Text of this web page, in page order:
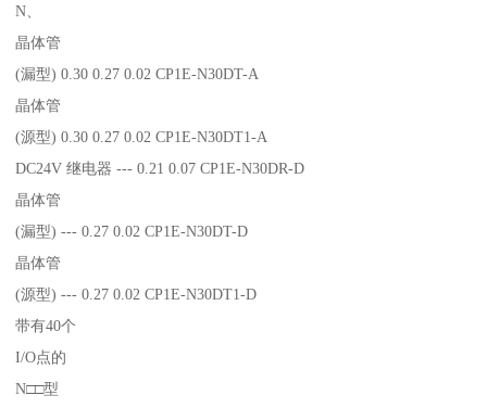
N、
晶体管
(漏型) 0.30 0.27 0.02 CP1E-N30DT-A
晶体管
(源型) 0.30 0.27 0.02 CP1E-N30DT1-A
DC24V 继电器 --- 0.21 0.07 CP1E-N30DR-D
晶体管
(漏型) --- 0.27 0.02 CP1E-N30DT-D
晶体管
(源型) --- 0.27 0.02 CP1E-N30DT1-D
带有40个
I/O点的
N□□型